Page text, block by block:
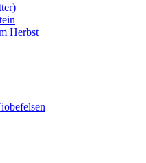
Herbst